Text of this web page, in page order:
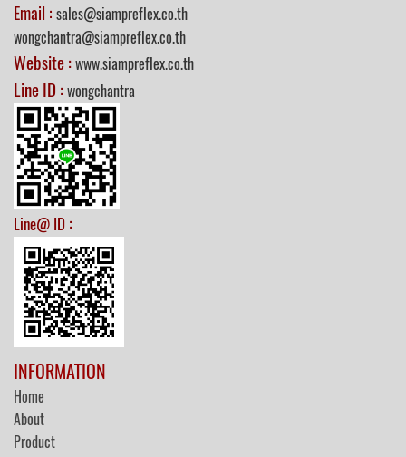
Email : sales@siampreflex.co.th
wongchantra@siampreflex.co.th
Website :www.siampreflex.co.th
Line ID :wongchantra
Line@ ID :
INFORMATION
Home
About
Product